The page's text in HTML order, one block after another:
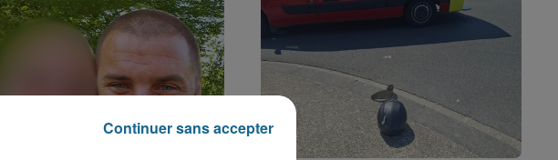
Continuer sans accepter